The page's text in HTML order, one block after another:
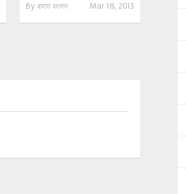
By রাহাত রহমান Mar 18, 2013